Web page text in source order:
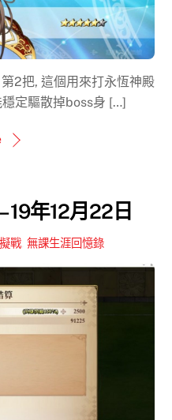
2把, 這個用來打永恆神殿
定驅散掉boss身 […]
19年12月22日
戰, 無課生涯回憶錄